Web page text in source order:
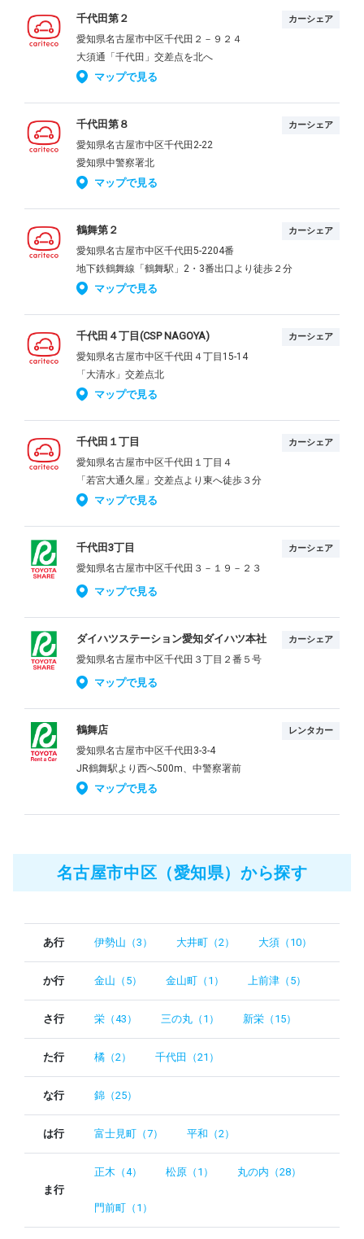
千代田第２ カーシェア
愛知県名古屋市中区千代田２－９２４
大須通「千代田」交差点を北へ
マップで見る
千代田第８ カーシェア
愛知県名古屋市中区千代田2-22
愛知県中警察署北
マップで見る
鶴舞第２ カーシェア
愛知県名古屋市中区千代田5-2204番
地下鉄鶴舞線「鶴舞駅」2・3番出口より徒歩２分
マップで見る
千代田４丁目(CSP NAGOYA) カーシェア
愛知県名古屋市中区千代田４丁目15-14
「大清水」交差点北
マップで見る
千代田１丁目 カーシェア
愛知県名古屋市中区千代田１丁目４
「若宮大通久屋」交差点より東へ徒歩３分
マップで見る
千代田3丁目 カーシェア
愛知県名古屋市中区千代田３－１９－２３
マップで見る
ダイハツステーション愛知ダイハツ本社 カーシェア
愛知県名古屋市中区千代田３丁目２番５号
マップで見る
鶴舞店 レンタカー
愛知県名古屋市中区千代田3-3-4
JR鶴舞駅より西へ500m、中警察署前
マップで見る
名古屋市中区（愛知県）から探す
あ行 伊勢山（3） 大井町（2） 大須（10）
か行 金山（5） 金山町（1） 上前津（5）
さ行 栄（43） 三の丸（1） 新栄（15）
た行 橘（2） 千代田（21）
な行 錦（25）
は行 富士見町（7） 平和（2）
ま行
正木（4） 松原（1） 丸の内（28）
門前町（1）